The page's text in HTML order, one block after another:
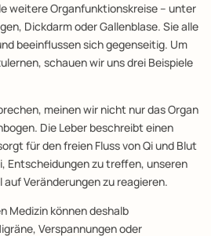
weitere Organfunktionskreise – unter
Dickdarm oder Gallenblase. Sie alle
beeinflussen sich gegenseitig. Um
schauen wir uns drei Beispiele
meinen wir nicht nur das Organ
Die Leber beschreibt einen
für den freien Fluss von Qi und Blut
Entscheidungen zu treffen, unseren
Veränderungen zu reagieren.
Medizin können deshalb
Verspannungen oder